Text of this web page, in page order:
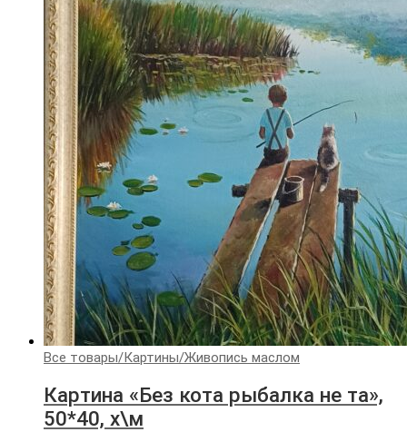
Все товары/Картины/Живопись маслом
Картина «Без кота рыбалка не та»,
50*40, х\м